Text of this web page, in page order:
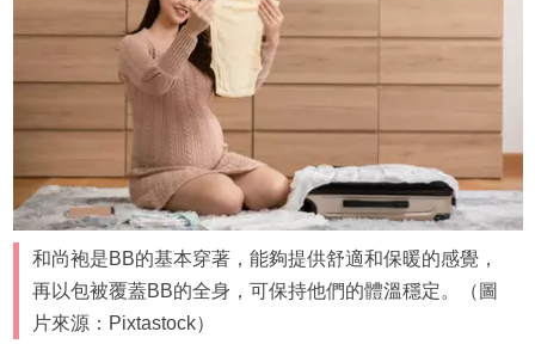
和尚袍是BB的基本穿著，能夠提供舒適和保暖的感覺，
再以包被覆蓋BB的全身，可保持他們的體溫穩定。（圖
片來源：Pixtastock）